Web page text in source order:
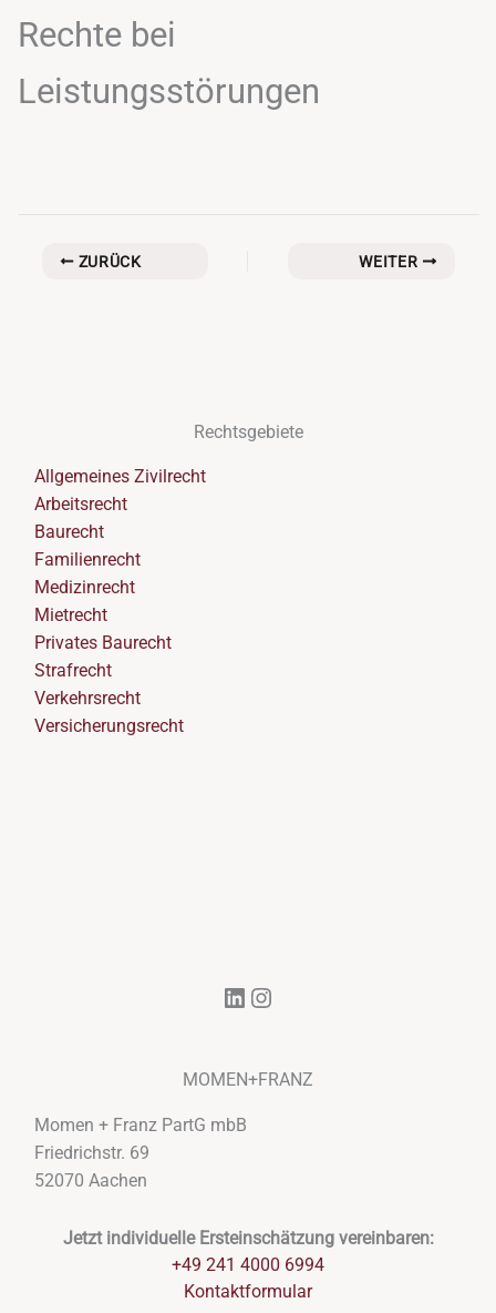
Rechte bei
Leistungsstörungen
ZURÜCK WEITER
Rechtsgebiete
Allgemeines Zivilrecht
Arbeitsrecht
Baurecht
Familienrecht
Medizinrecht
Mietrecht
Privates Baurecht
Strafrecht
Verkehrsrecht
Versicherungsrecht
LinkedIn
Instagram
MOMEN+FRANZ
Momen + Franz PartG mbB
Friedrichstr. 69
52070 Aachen
Jetzt individuelle Ersteinschätzung vereinbaren:
+49 241 4000 6994
Kontaktformular